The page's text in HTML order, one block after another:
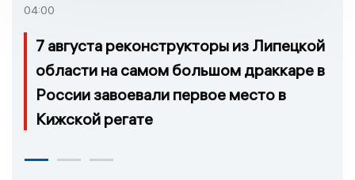
04:00
7 августа реконструкторы из Липецкой
области на самом большом драккаре в
России завоевали первое место в
Кижской регате